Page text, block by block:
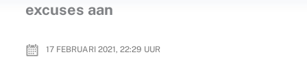
excuses aan
17 FEBRUARI 2021, 22:29 UUR